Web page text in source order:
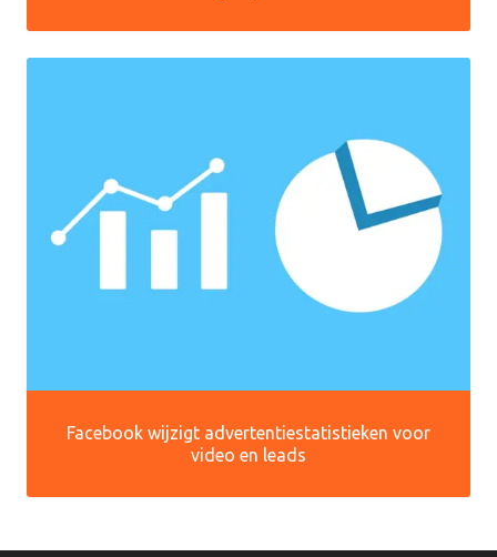
Facebook wijzigt advertentiestatistieken voor
video en leads